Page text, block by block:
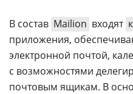
Вакансии
Контакты
Rutube
В состав Mailion входят
приложения,
электронной почтой,
с возможностями
почтовым ящикам. В